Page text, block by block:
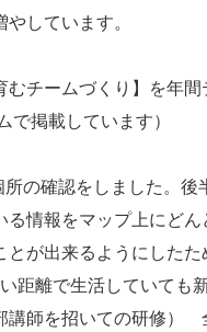
しています。
チームづくり】を年
で掲載しています）
の確認をしました。
情報をマップ上にどん
が出来るようにした
距離で生活していても
講師を招いての研修）